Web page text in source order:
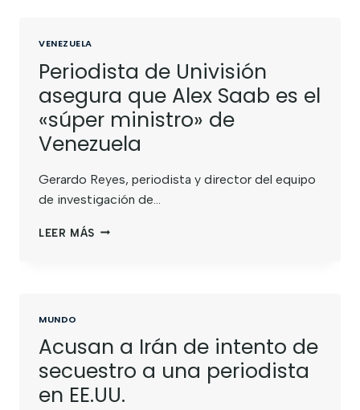
VENEZUELA
Periodista de Univisión
asegura que Alex Saab es el
«súper ministro» de
Venezuela
Gerardo Reyes, periodista y director del equipo
de investigación de…
LEER MÁS
MUNDO
Acusan a Irán de intento de
secuestro a una periodista
en EE.UU.